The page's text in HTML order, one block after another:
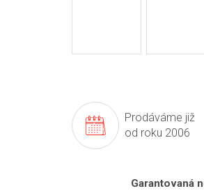
Prodáváme již
od roku 2006
Garantovaná